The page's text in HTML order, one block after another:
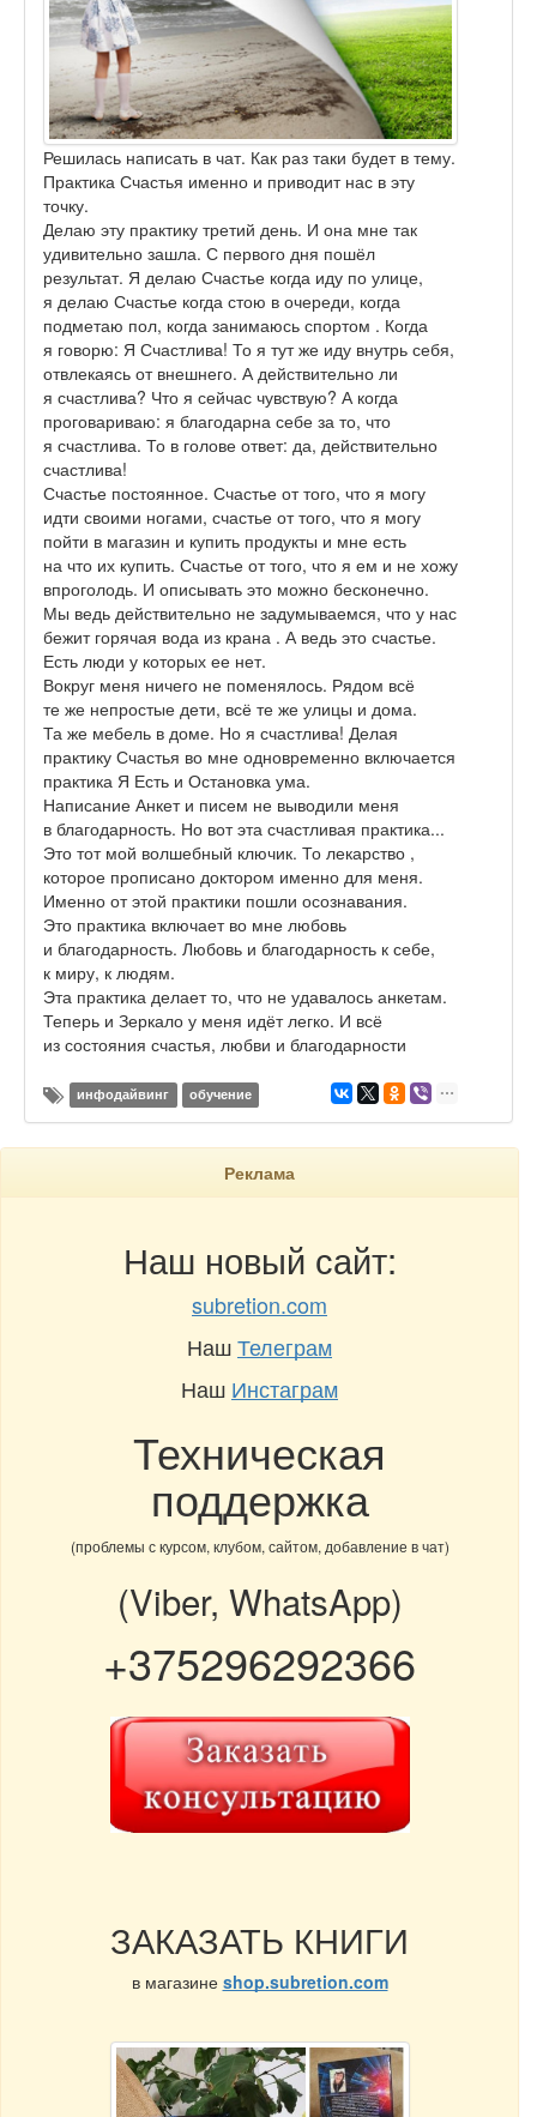
Решилась написать в чат. Как раз таки будет в тему.
Практика Счастья именно и приводит нас в эту
точку.
Делаю эту практику третий день. И она мне так
удивительно зашла. С первого дня пошёл
результат. Я делаю Счастье когда иду по улице,
я делаю Счастье когда стою в очереди, когда
подметаю пол, когда занимаюсь спортом . Когда
я говорю: Я Счастлива! То я тут же иду внутрь себя,
отвлекаясь от внешнего. А действительно ли
я счастлива? Что я сейчас чувствую? А когда
проговариваю: я благодарна себе за то, что
я счастлива. То в голове ответ: да, действительно
счастлива!
Счастье постоянное. Счастье от того, что я могу
идти своими ногами, счастье от того, что я могу
пойти в магазин и купить продукты и мне есть
на что их купить. Счастье от того, что я ем и не хожу
впроголодь. И описывать это можно бесконечно.
Мы ведь действительно не задумываемся, что у нас
бежит горячая вода из крана . А ведь это счастье.
Есть люди у которых ее нет.
Вокруг меня ничего не поменялось. Рядом всё
те же непростые дети, всё те же улицы и дома.
Та же мебель в доме. Но я счастлива! Делая
практику Счастья во мне одновременно включается
практика Я Есть и Остановка ума.
Написание Анкет и писем не выводили меня
в благодарность. Но вот эта счастливая практика...
Это тот мой волшебный ключик. То лекарство ,
которое прописано доктором именно для меня.
Именно от этой практики пошли осознавания.
Это практика включает во мне любовь
и благодарность. Любовь и благодарность к себе,
к миру, к людям.
Эта практика делает то, что не удавалось анкетам.
Теперь и Зеркало у меня идёт легко. И всё
из состояния счастья, любви и благодарности
инфодайвинг обучение
Реклама
Наш новый сайт:
subretion.com
НашТелеграм
Наш Инстаграм
Техническая
поддержка
(проблемы с курсом, клубом, сайтом, добавление в чат)
(Viber, WhatsApp)
+375296292366
ЗАКАЗАТЬ КНИГИ
в магазине shop.subretion.com